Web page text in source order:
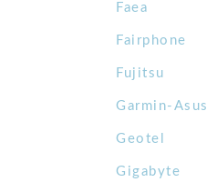
Faea
Fairphone
Fujitsu
Garmin-Asus
Geotel
Gigabyte